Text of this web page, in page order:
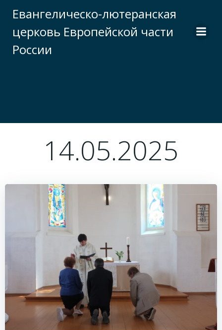
к
содержимому
Евангелическо-лютеранская
церковь Европейской части
России
14.05.2025